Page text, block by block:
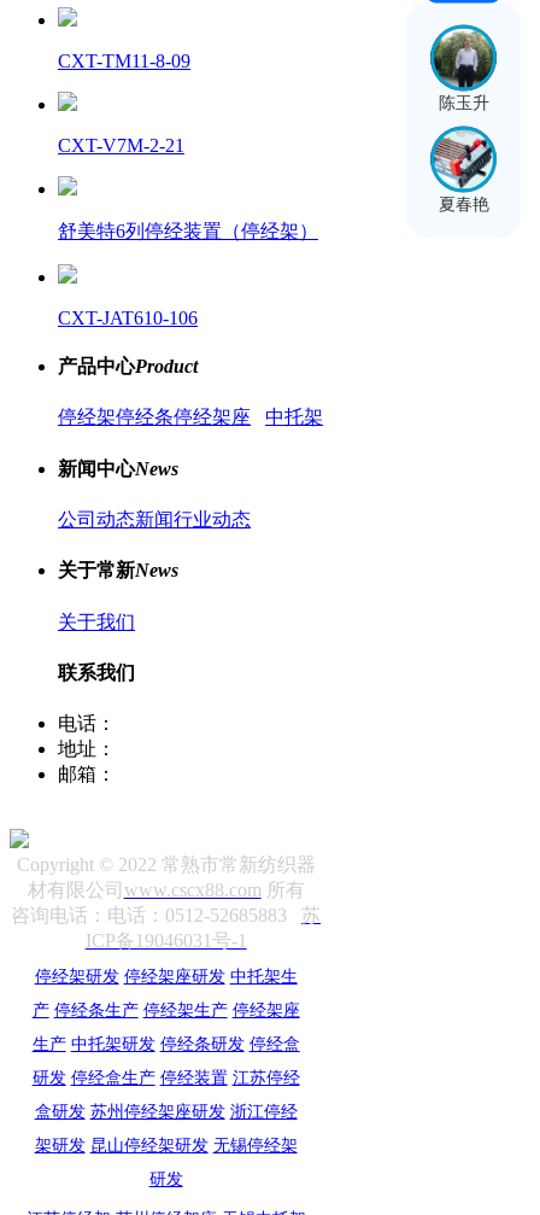
CXT-TM11-8-09
CXT-V7M-2-21
舒美特6列停经装置（停经架）
CXT-JAT610-106
产品中心Product
停经架停经条停经架座 中托架
新闻中心News
公司动态新闻行业动态
关于常新News
关于我们
联系我们
电话：
地址：
邮箱：
Copyright © 2022 常熟市常新纺织器
材有限公司 www.cscx88.com 所有
咨询电话：电话：0512-52685883苏
ICP备19046031号-1
停经架研发 停经架座研发 中托架生
产 停经条生产 停经架生产 停经架座
生产 中托架研发 停经条研发 停经盒
研发 停经盒生产 停经装置 江苏停经
盒研发 苏州停经架座研发 浙江停经
架研发 昆山停经架研发 无锡停经架
研发
陈玉升
夏春艳